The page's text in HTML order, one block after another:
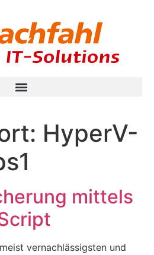
HyperV-
mittels
vernachlässigsten und